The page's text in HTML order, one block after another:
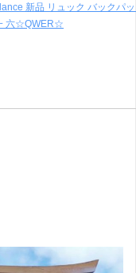
新品 リュック バックパ
六☆QWER☆